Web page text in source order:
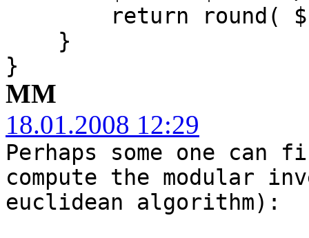
return round(
}
}
MM
18.01.2008 12:29
Perhaps some one
compute the modular
euclidean algorithm):